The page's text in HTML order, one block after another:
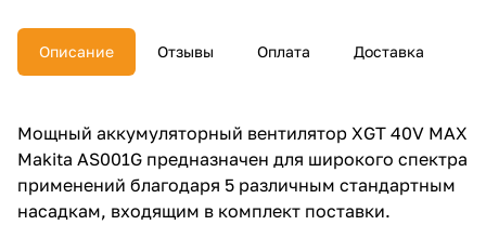
Описание Отзывы Оплата Доставка
Мощный аккумуляторный вентилятор XGT 40V MAX
Makita AS001G предназначен для широкого спектра
применений благодаря 5 различным стандартным
насадкам, входящим в комплект поставки.